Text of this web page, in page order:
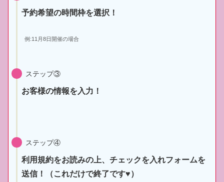
予約希望の時間枠を選択！
例:11月8日開催の場合
ステップ③
お客様の情報を入力！
ステップ④
利用規約をお読みの上、チェックを入れフォームを
送信！（これだけで終了です♥）